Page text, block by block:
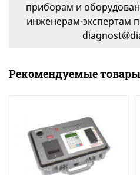
приборам и
инженерам-экспертам
Рекомендуемые товары